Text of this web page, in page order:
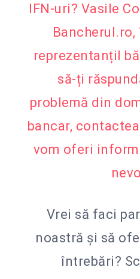
IFN-uri? Vasile
Bancherul.ro,
reprezentanțiI
să-ți
problemă din
bancar,
vom oferi
Vrei să faci
noastră și să
întrebări?